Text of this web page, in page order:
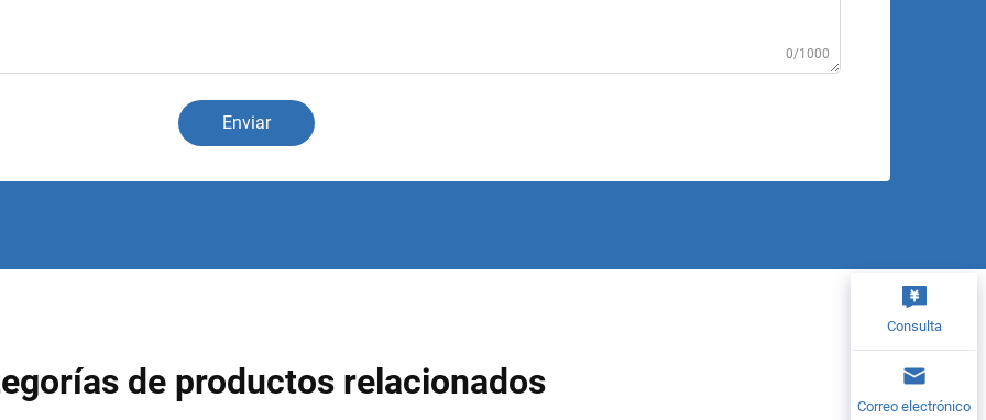
0/1000
Enviar
de productos relacionados
Consulta
Correo electrónico